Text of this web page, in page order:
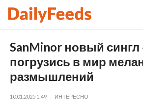
SanMinor новый сингл
погрузись в мир
размышлений
10.01.2025 1:49 ИНТЕРЕСНО